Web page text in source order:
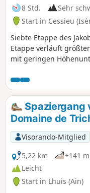
8 Std.
Sehr
Start in Cessieu
Siebte Etappe des
Etappe verläuft
mit geringen
Wäldchen im östlichen
Ebene. Hier und da
Ausblicke auf die
und Gipfel.
Spaziergang
Domaine de
Visorando-Mitglied
5,22 km
+141 m
Leicht
Start in Lhuis (Ain)